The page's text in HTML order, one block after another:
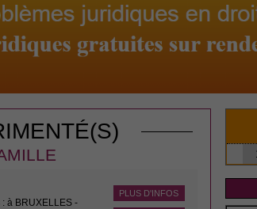
PLUS D'INFOS
à BRUXELLES -